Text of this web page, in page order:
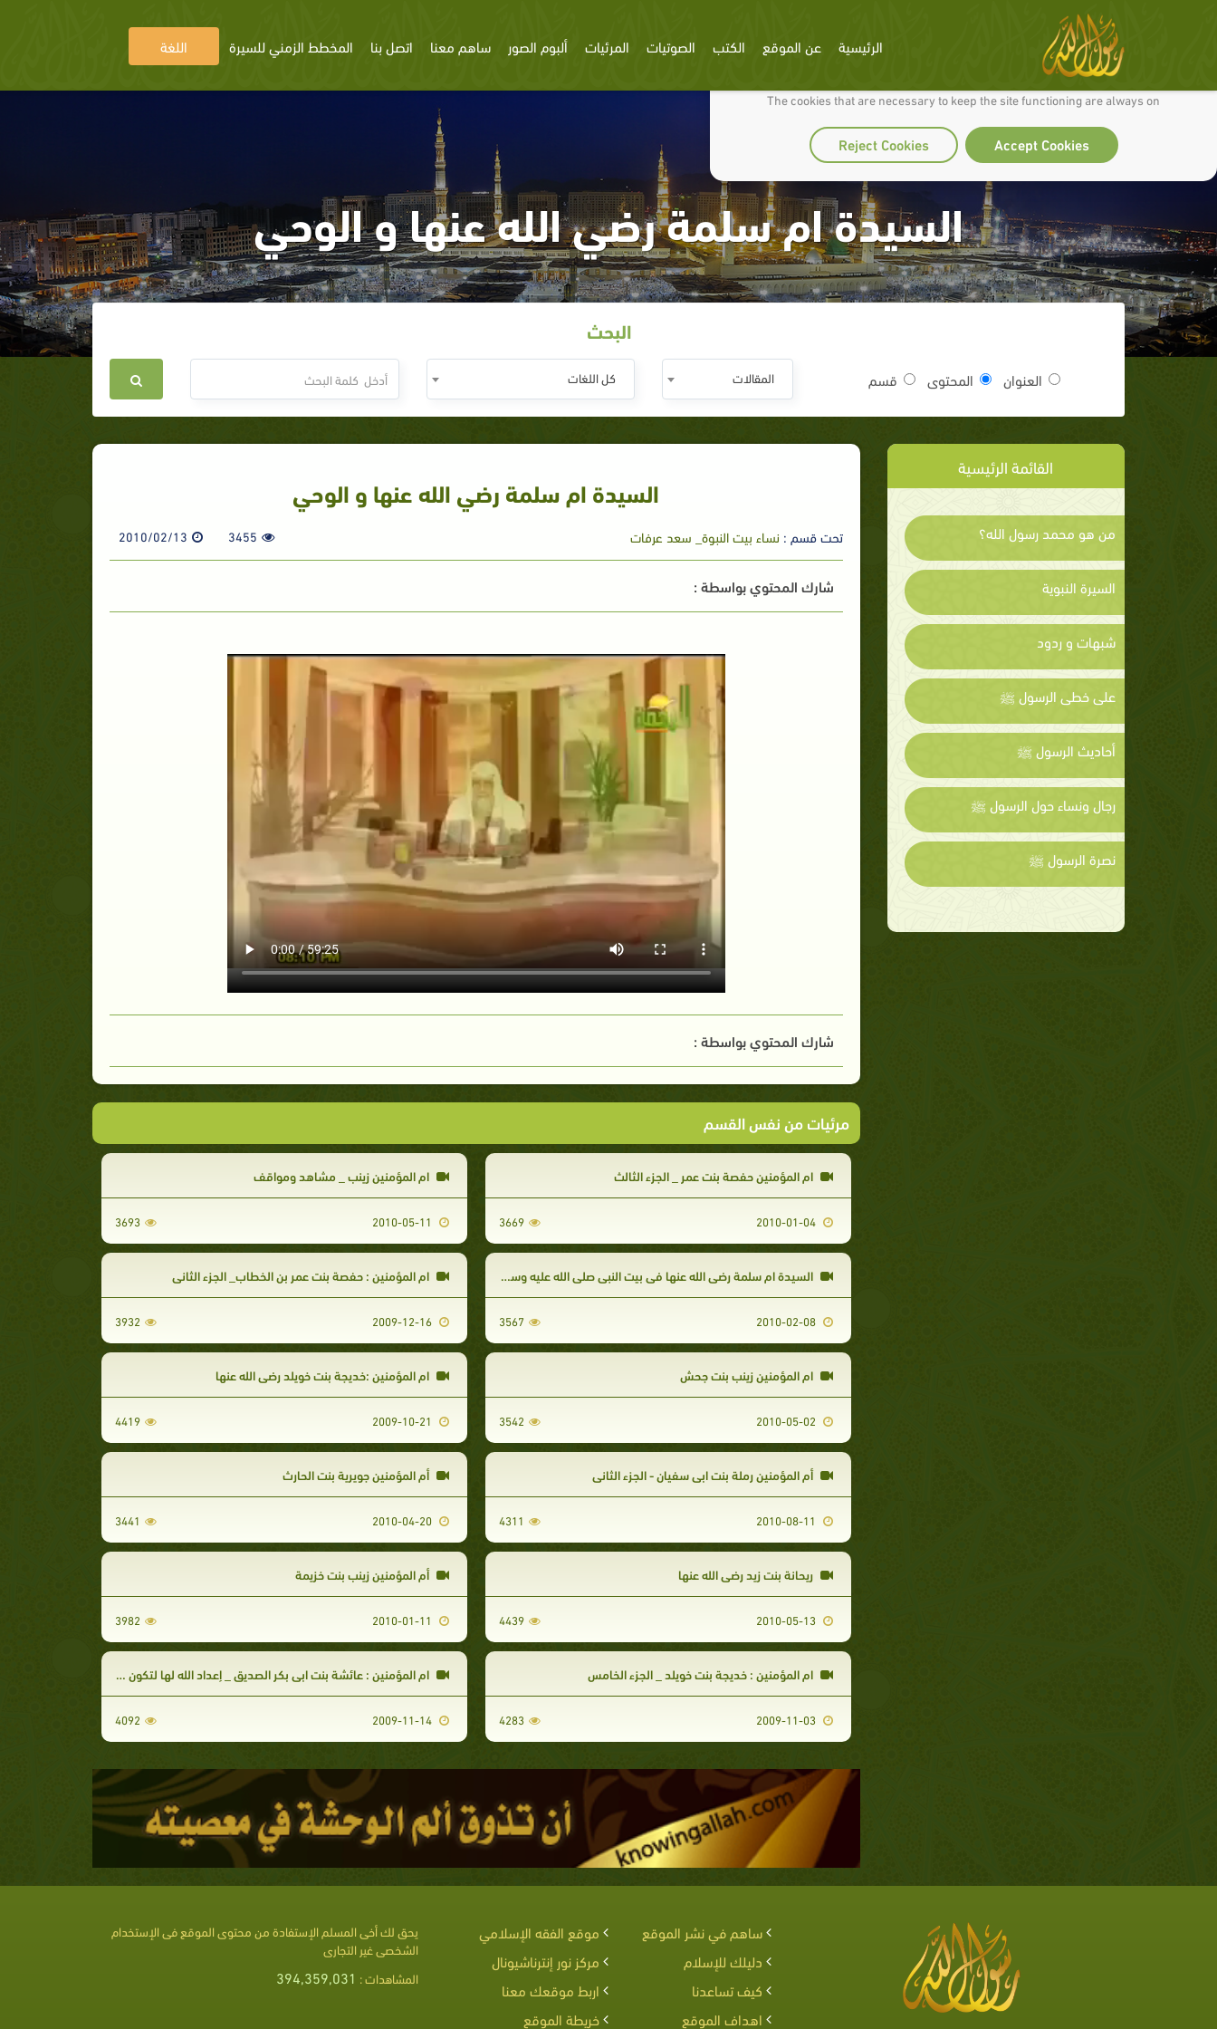
We use cookies to make our site work well for you and so we can continually improve it.
The cookies that are necessary to keep the site functioning are always on
Accept Cookies
Reject Cookies
الرئيسية عن الموقع الكتب الصوتيات المرئيات ألبوم الصور ساهم معنا اتصل بنا المخطط الزمني للسيرة اللغة
السيدة ام سلمة رضي الله عنها و الوحي
البحث
العنوان المحتوى قسم المقالات كل اللغات
القائمة الرئيسية
من هو محمد رسول الله؟
السيرة النبوية
شبهات و ردود
على خطى الرسول ﷺ
أحاديث الرسول ﷺ
رجال ونساء حول الرسول ﷺ
نصرة الرسول ﷺ
السيدة ام سلمة رضي الله عنها و الوحي
تحت قسم : نساء بيت النبوة_ سعد عرفات 3455
2010/02/13
شارك المحتوي بواسطة :
شارك المحتوي بواسطة :
مرئيات من نفس القسم
ام المؤمنين حفصة بنت عمر _ الجزء الثالث
2010-01-04
3669
ام المؤمنين زينب _ مشاهد ومواقف
3693
السيدة ام سلمة رضي الله عنها في بيت النبي صلى الله عليه وسلم
2010-02-08
3567
ام المؤمنين : حفصة بنت عمر بن الخطاب_ الجزء الثاني
2009-12-16
3932
ام المؤمنين زينب بنت جحش
3542
ام المؤمنين :خديجة بنت خويلد رضي الله عنها
4419
أم المؤمنين رملة بنت ابي سفيان - الجزء الثاني
4311
أم المؤمنين جويرية بنت الحارث
2010-04-20
3441
ريحانة بنت زيد رضي الله عنها
2010-05-13
4439
أم المؤمنين زينب بنت خزيمة
3982
ام المؤمنين : خديجة بنت خويلد _ الجزء الخامس
2009-11-03
4283
ام المؤمنين : عائشة بنت ابي بكر الصديق _ إعداد الله لها لتكون أماً للمؤمنين
2009-11-14
4092
ساهم في نشر الموقع
موقع الفقه الإسلامي
دليلك للإسلام
مركز نور إنترناشيونال
كيف تساعدنا
اربط موقعك معنا
اهداف الموقع
خريطة الموقع
يحق لك أخى المسلم الإستفادة من محتوى الموقع فى الإستخدام
الشخصى غير التجارى
المشاهدات : 394,359,031